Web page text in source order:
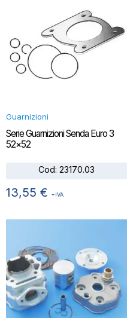
Guarnizioni
Serie Guarnizioni Senda Euro 3
52×52
Cod: 23170.03
13,55 € +IVA